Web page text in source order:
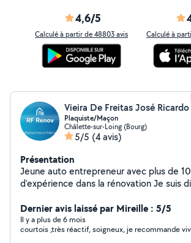
4,6/5
Calculé à partir de 48803 avis Calculé à
Vieira De Freitas José Ricardo
Plaquiste/Maçon
Châlette-sur-Loing (Bourg)
5/5 (4 avis)
Présentation
Jeune auto entrepreneur avec plus de
d'expérience dans la rénovation Je suis
ponctuel et minutieux alors n'hésitez pas
contacter par téléphone
Dernier avis laissé par Mireille : 5/5
Il y a plus de 6 mois
courtois ,très réactif, soigneux, je recommande